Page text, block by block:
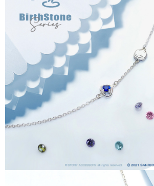
３．收到繳費通知簡訊後14天內，點擊此簡訊中的
ATM／網路銀行／等多元方式進行付款，方視為交易
※ 請注意：結帳手續完成當下不需立刻繳費，但若
購買商品的店家。未經商家同意取消之訂單仍視為
後付繳納相關費用。
※ 交易是否成功請以「AFTEE先享後付 」之結帳
是否繳費成功／繳費後需取消欲退款等相關疑問，
客戶支援中心」
https://
【注意事項】
１．透過由恩沛科技股份有限公司提供之「AFTEE
易，需依本服務之必要範圍內提供個人資料，並將交
權轉讓予恩沛科技股份有限公司。
２．關於個人資料處理事宜，請瀏覽以下網址：
３．未成年的使用者請事先徵得法定代理人或監護人
「AFTEE先享後付」，若未經同意申辦者引起之損
４．使用「AFTEE先享後付」時，將依據個別帳號
時審查核予不同之上限額度；若仍有額度不足之情
宅配
每筆NT$60，滿NT$1,500(含以上)免運費
付款後門市自取
免運費
國家/地區配送